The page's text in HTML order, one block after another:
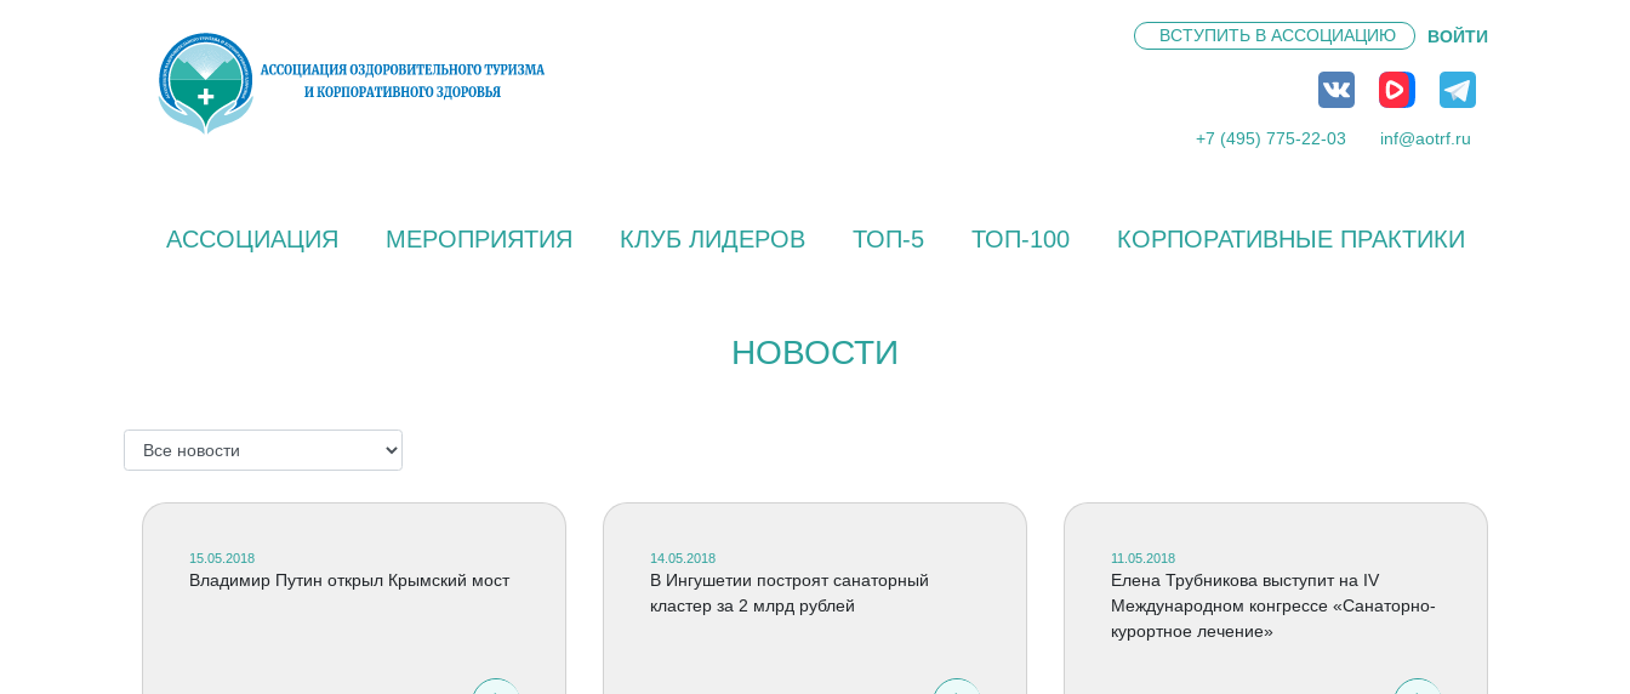
ВСТУПИТЬ В АССОЦИАЦИЮ ВОЙТИ
+7 (495) 775-22-03 inf@aotrf.ru
АССОЦИАЦИЯ МЕРОПРИЯТИЯ КЛУБ ЛИДЕРОВ ТОП-5 ТОП-100 КОРПОРАТИВНЫЕ ПРАКТИКИ
НОВОСТИ
15.05.2018
Владимир Путин открыл Крымский мост
14.05.2018
В Ингушетии построят санаторный
кластер за 2 млрд рублей
11.05.2018
Елена Трубникова выступит на IV
Международном конгрессе «Санаторно-
курортное лечение»